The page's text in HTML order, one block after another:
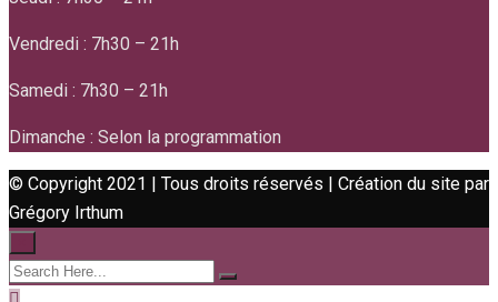
Vendredi : 7h30 – 21h
Samedi : 7h30 – 21h
Dimanche : Selon la programmation
© Copyright 2021 | Tous droits réservés | Création du site par
Grégory Irthum